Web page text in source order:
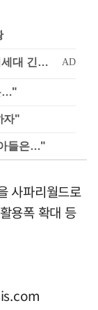
…"
자"
들은…"
사파리월드로
용폭 확대 등